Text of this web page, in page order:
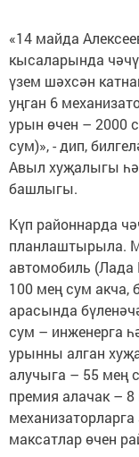
«14 майда
кысаларында
үзем шәхсән
уңган 6
урын өчен – 2000
сум)», - дип,
Авыл хуҗалыгы
башлыгы.
Күп районнарда
планлаштырыла.
автомобиль (Лада
100 мең сум акча,
арасында
сум – инженерга
урынны алган
алучыга – 55 мең
премия алачак –
максатлар өчен